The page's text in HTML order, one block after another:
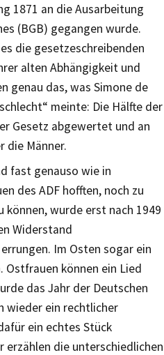
1871 an die Ausarbeitung
(BGB) gegangen wurde.
die gesetzeschreibenden
alten Abhängigkeit und
genau das, was Simone de
meinte: Die Hälfte der
Gesetz abgewertet und an
die Männer.
fast genauso wie in
des ADF hofften, noch zu
können, wurde erst nach 1949
Widerstand
Im Osten sogar ein
Ostfrauen können ein Lied
das Jahr der Deutschen
wieder ein rechtlicher
ein echtes Stück
die unterschiedlichen